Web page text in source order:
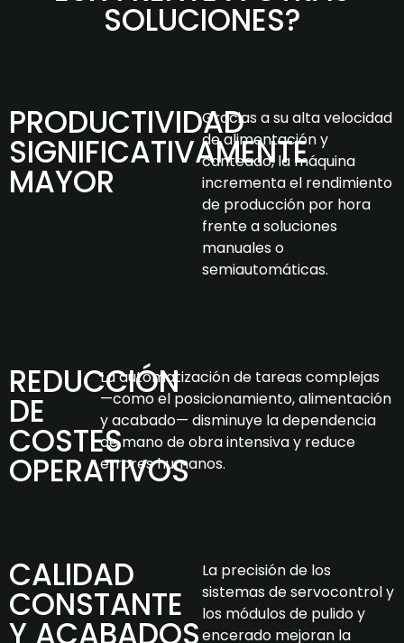
SOLUCIONES?
PRODUCTIVIDAD
SIGNIFICATIVAMENTE
MAYOR
Gracias a su alta velocidad
de alimentación y
canteado, la máquina
incrementa el rendimiento
de producción por hora
frente a soluciones
manuales o
semiautomáticas.
La automatización de tareas complejas
—como el posicionamiento, alimentación
y acabado— disminuye la dependencia
de mano de obra intensiva y reduce
errores humanos.
REDUCCIÓN
DE
COSTES
OPERATIVOS
CALIDAD
CONSTANTE
Y ACABADOS
La precisión de los
sistemas de servocontrol y
los módulos de pulido y
encerado mejoran la